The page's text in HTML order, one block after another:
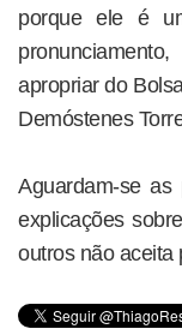
porque ele é
apropriar do
Demóstenes
Aguardam-se as
explicações
outros não aceita